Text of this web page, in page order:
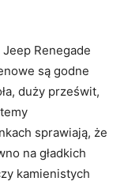
Renegade
​są godne
duży prześwit,
sprawiają, że
na ‌gładkich
kamienistych